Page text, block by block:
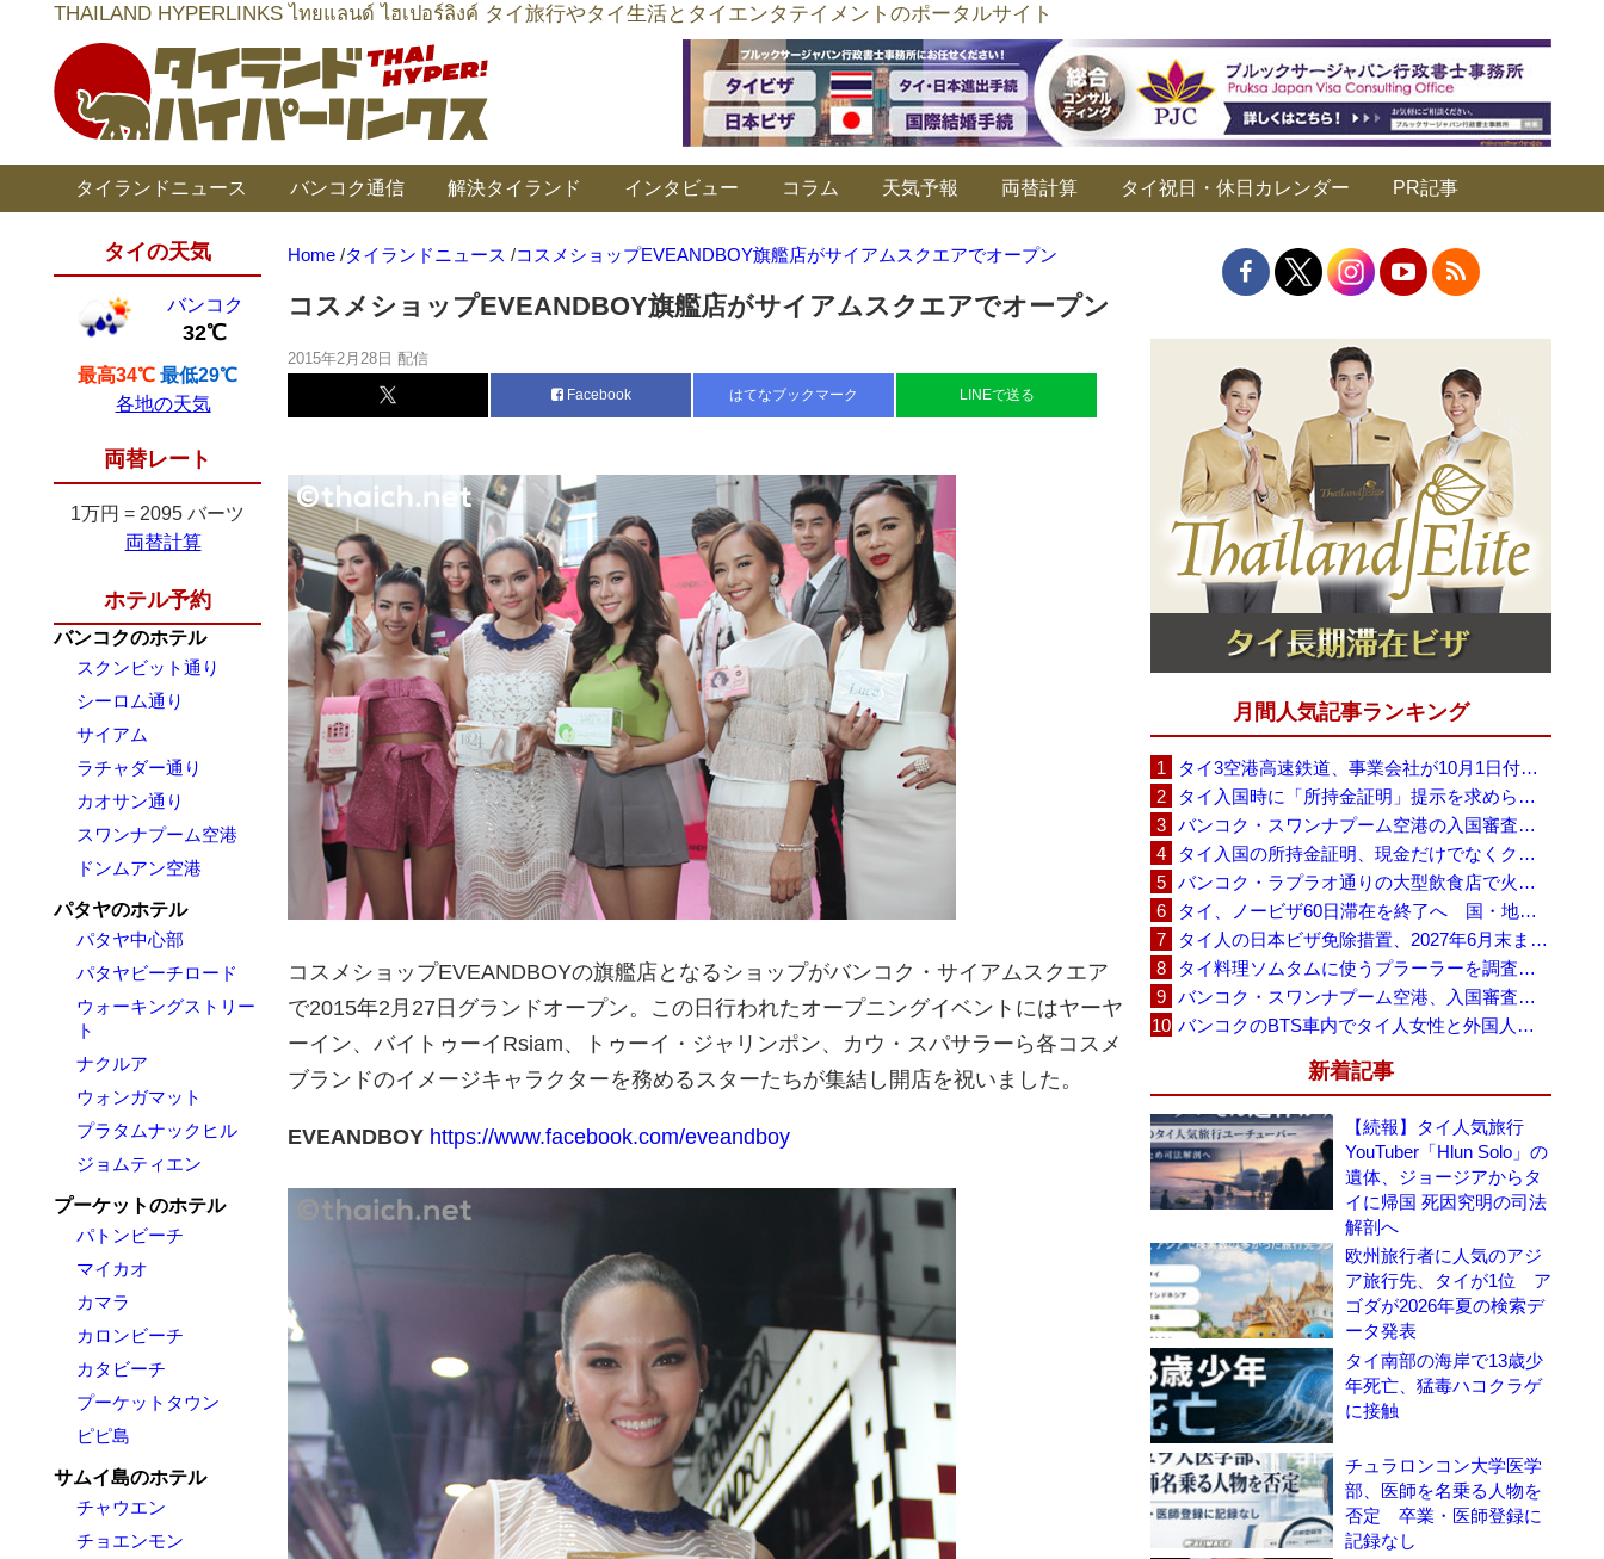
THAILAND HYPERLINKS ไทยแลนด์ ไฮเปอร์ลิงค์ タイ旅行やタイ生活とタイエンタテイメントのポータルサイト
タイランドニュース バンコク通信 解決タイランド インタビュー コラム 天気予報 両替計算 タイ祝日・休日カレンダー PR記事
タイの天気
バンコク
32℃
最高34℃ 最低29℃
各地の天気
両替レート
1万円 = 2095 バーツ
両替計算
ホテル予約
バンコクのホテル
スクンビット通り
シーロム通り
サイアム
ラチャダー通り
カオサン通り
スワンナプーム空港
ドンムアン空港
パタヤのホテル
パタヤ中心部
パタヤビーチロード
ウォーキングストリー
ト
ナクルア
ウォンガマット
プラタムナックヒル
ジョムティエン
プーケットのホテル
パトンビーチ
マイカオ
カマラ
カロンビーチ
カタビーチ
プーケットタウン
ピピ島
サムイ島のホテル
チャウエン
チョエンモン
Home /タイランドニュース /コスメショップEVEANDBOY旗艦店がサイアムスクエアでオープン
コスメショップEVEANDBOY旗艦店がサイアムスクエアでオープン
2015年2月28日 配信
Facebook はてなブックマーク LINEで送る
コスメショップEVEANDBOYの旗艦店となるショップがバンコク・サイアムスクエア
で2015年2月27日グランドオープン。この日行われたオープニングイベントにはヤーヤ
ーイン、バイトゥーイRsiam、トゥーイ・ジャリンポン、カウ・スパサラーら各コスメ
ブランドのイメージキャラクターを務めるスターたちが集結し開店を祝いました。
EVEANDBOY https://www.facebook.com/eveandboy
月間人気記事ランキング
タイ3空港高速鉄道、事業会社が10月1日付の契約終了を通知 「現時点での撤退決定ではない」
タイ入国時に「所持金証明」提示を求められる場合も、タイ政府観光庁が外国人旅行者に再周知
バンコク・スワンナプーム空港の入国審査に長蛇の列、SNSで「3～4時間待ち」との投稿が拡散
タイ入国の所持金証明、現金だけでなくクレジットカードや銀行明細も提示可能
バンコク・ラプラオ通りの大型飲食店で火災、27人死亡・多数負傷
タイ、ノービザ60日滞在を終了へ 国・地域別に30日・15日へ再編
タイ人の日本ビザ免除措置、2027年6月末まで延長 不安広がる中でひとまず安堵
タイ料理ソムタムに使うプラーラーを調査へ、大学新入生4,233人が肝吸虫感染
バンコク・スワンナプーム空港、入国審査で2～3時間待ちの時間帯も 審査厳格化と人員不足が影響か
バンコクのBTS車内でタイ人女性と外国人学生グループが口論、騒音めぐる動画が拡散
新着記事
【続報】タイ人気旅行
YouTuber「Hlun Solo」の
遺体、ジョージアからタ
イに帰国 死因究明の司法
解剖へ
欧州旅行者に人気のアジ
ア旅行先、タイが1位 ア
ゴダが2026年夏の検索デ
ータ発表
タイ南部の海岸で13歳少
年死亡、猛毒ハコクラゲ
に接触
チュラロンコン大学医学
部、医師を名乗る人物を
否定 卒業・医師登録に
記録なし